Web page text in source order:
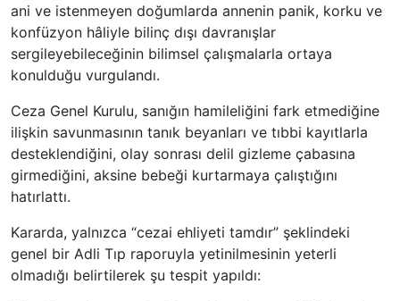
ani ve istenmeyen doğumlarda annenin panik, korku ve
konfüzyon hâliyle bilinç dışı davranışlar
sergileyebileceğinin bilimsel çalışmalarla ortaya
konulduğu vurgulandı.
Ceza Genel Kurulu, sanığın hamileliğini fark etmediğine
ilişkin savunmasının tanık beyanları ve tıbbi kayıtlarla
desteklendiğini, olay sonrası delil gizleme çabasına
girmediğini, aksine bebeği kurtarmaya çalıştığını
hatırlattı.
Kararda, yalnızca “cezai ehliyeti tamdır” şeklindeki
genel bir Adli Tıp raporuyla yetinilmesinin yeterli
olmadığı belirtilerek şu tespit yapıldı: